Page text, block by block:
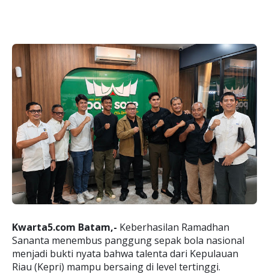
Kwarta5.com Batam,- Keberhasilan Ramadhan
Sananta menembus panggung sepak bola nasional
menjadi bukti nyata bahwa talenta dari Kepulauan
Riau (Kepri) mampu bersaing di level tertinggi.